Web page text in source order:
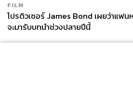
FILM
โปรดิวเซอร์ James Bond เผยว่าแฟน
จะมารับบทนำช่วงปลายปีนี้